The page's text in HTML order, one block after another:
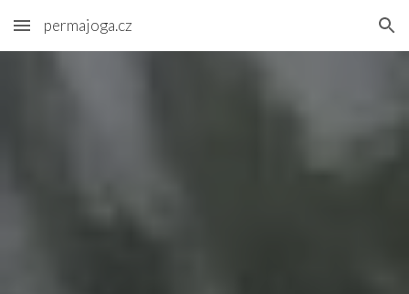
Skip to main content Skip to navigation
permajoga.cz